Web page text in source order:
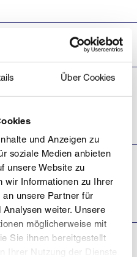
Über Cookies
und Anzeigen zu
soziale Medien anbieten
unsere Website zu
wir Informationen zu Ihrer
an unsere Partner für
weiter. Unsere
möglicherweise mit
Sie ihnen bereitgestellt
Postalm
FIS
Stadion
Ramsau